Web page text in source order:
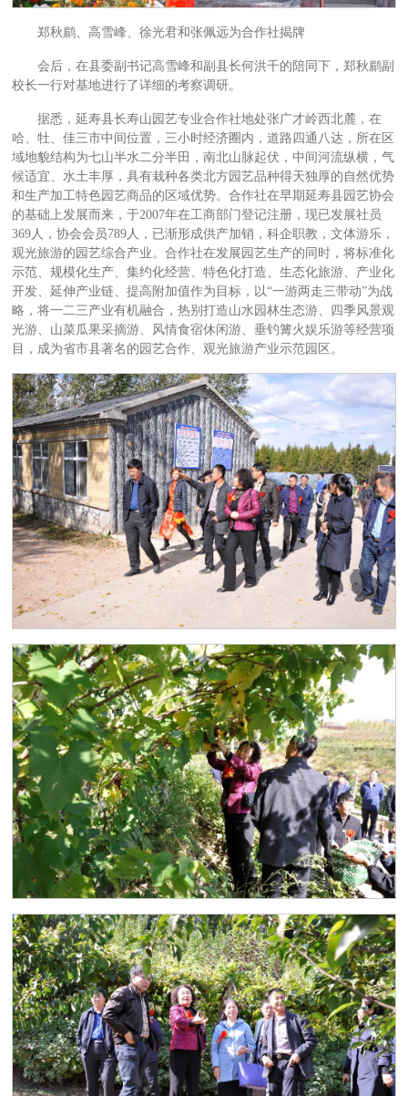
郑秋鹛、高雪峰、徐光君和张佩远为合作社揭牌
会后，在县委副书记高雪峰和副县长何洪千的陪同下，郑秋鹛副
校长一行对基地进行了详细的考察调研。
据悉，延寿县长寿山园艺专业合作社地处张广才岭西北麓，在
哈、牡、佳三市中间位置，三小时经济圈内，道路四通八达，所在区
域地貌结构为七山半水二分半田，南北山脉起伏，中间河流纵横，气
候适宜、水土丰厚，具有栽种各类北方园艺品种得天独厚的自然优势
和生产加工特色园艺商品的区域优势。合作社在早期延寿县园艺协会
的基础上发展而来，于2007年在工商部门登记注册，现已发展社员
369人，协会会员789人，已渐形成供产加销，科企职教，文体游乐，
观光旅游的园艺综合产业。合作社在发展园艺生产的同时，将标准化
示范、规模化生产、集约化经营、特色化打造、生态化旅游、产业化
开发、延伸产业链、提高附加值作为目标，以“一游两走三带动”为战
略，将一二三产业有机融合，热别打造山水园林生态游、四季风景观
光游、山菜瓜果采摘游、风情食宿休闲游、垂钓篝火娱乐游等经营项
目，成为省市县著名的园艺合作、观光旅游产业示范园区。